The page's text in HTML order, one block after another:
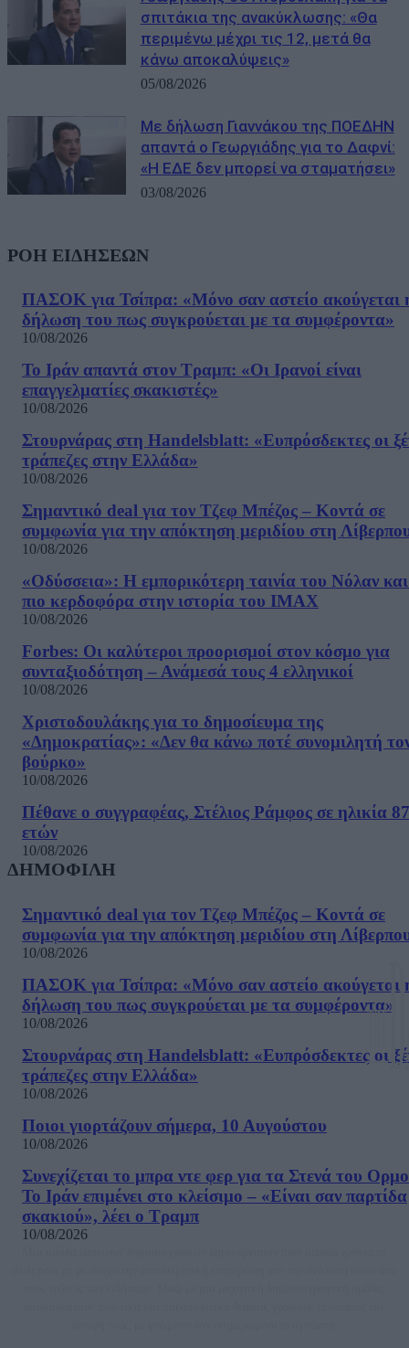
σπιτάκια της ανακύκλωσης: «Θα
περιμένω μέχρι τις 12, μετά θα
κάνω αποκαλύψεις»
05/08/2026
Με δήλωση Γιαννάκου της ΠΟΕΔΗΝ
απαντά ο Γεωργιάδης για το Δαφνί:
«Η ΕΔΕ δεν μπορεί να σταματήσει»
03/08/2026
ΡΟΗ ΕΙΔΗΣΕΩΝ
ΠΑΣΟΚ για Τσίπρα: «Μόνο σαν αστείο ακούγεται
δήλωση του πως συγκρούεται με τα συμφέροντα»
10/08/2026
Το Ιράν απαντά στον Τραμπ: «Οι Ιρανοί είναι
επαγγελματίες σκακιστές»
10/08/2026
Στουρνάρας στη Handelsblatt: «Ευπρόσδεκτες οι
τράπεζες στην Ελλάδα»
10/08/2026
Σημαντικό deal για τον Τζεφ Μπέζος – Κοντά σε
συμφωνία για την απόκτηση μεριδίου στη
10/08/2026
«Οδύσσεια»: Η εμπορικότερη ταινία του Νόλαν
πιο κερδοφόρα στην ιστορία του IMAX
10/08/2026
Forbes: Οι καλύτεροι προορισμοί στον κόσμο για
συνταξιοδότηση – Ανάμεσά τους 4 ελληνικοί
10/08/2026
Χριστοδουλάκης για το δημοσίευμα της
«Δημοκρατίας»: «Δεν θα κάνω ποτέ συνομιλητή
βούρκο»
10/08/2026
Πέθανε ο συγγραφέας, Στέλιος Ράμφος σε ηλικία 87
ετών
10/08/2026
ΔΗΜΟΦΙΛΗ
Σημαντικό deal για τον Τζεφ Μπέζος – Κοντά σε
συμφωνία για την απόκτηση μεριδίου στη
10/08/2026
ΠΑΣΟΚ για Τσίπρα: «Μόνο σαν αστείο ακούγεται
δήλωση του πως συγκρούεται με τα συμφέροντα»
10/08/2026
Στουρνάρας στη Handelsblatt: «Ευπρόσδεκτες οι
τράπεζες στην Ελλάδα»
10/08/2026
Ποιοι γιορτάζουν σήμερα, 10 Αυγούστου
10/08/2026
Συνεχίζεται το μπρα ντε φερ για τα Στενά του
Το Ιράν επιμένει στο κλείσιμο – «Είναι σαν παρτίδα
σκακιού», λέει ο Τραμπ
10/08/2026